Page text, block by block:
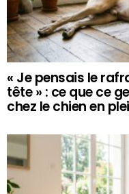
« Je pensais le
tête » : ce que ce
chez le chien en